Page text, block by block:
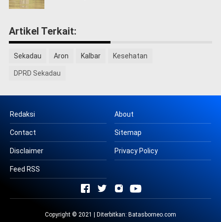
Artikel Terkait:
Sekadau Aron Kalbar Kesehatan
DPRD Sekadau
Redaksi About
Contact Sitemap
Disclaimer Privacy Policy
Feed RSS
Copyright © 2021 | Diterbitkan: Batasborneo.com